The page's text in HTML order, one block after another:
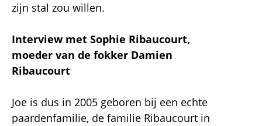
zijn stal zou willen.
Interview met Sophie Ribaucourt,
moeder van de fokker Damien
Ribaucourt
Joe is dus in 2005 geboren bij een echte
paardenfamilie, de familie Ribaucourt in